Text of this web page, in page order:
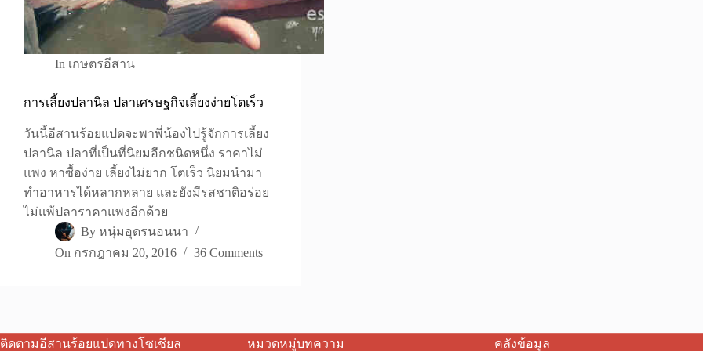
In เกษตรอีสาน
การเลี้ยงปลานิล ปลาเศรษฐกิจเลี้ยงง่ายโตเร็ว
วันนี้อีสานร้อยแปดจะพาพี่น้องไปรู้จักการเลี้ยง
ปลานิล ปลาที่เป็นที่นิยมอีกชนิดหนึ่ง ราคาไม่
แพง หาซื้อง่าย เลี้ยงไม่ยาก โตเร็ว นิยมนำมา
ทำอาหารได้หลากหลาย และยังมีรสชาติอร่อย
ไม่แพ้ปลาราคาแพงอีกด้วย
By หนุ่มอุดรนอนนา
On กรกฎาคม 20, 2016 36 Comments
ติดตามอีสานร้อยแปดทางโซเชียล หมวดหมู่บทความ คลังข้อมูล